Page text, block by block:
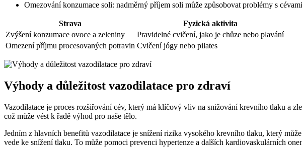
Omezování konzumace soli: nadměrný příjem soli může způsobovat problémy s
Strava
Fyzická aktivita
Zvýšení konzumace ovoce a zeleniny
Pravidelné cvičení, jako je chůze nebo plavání
Omezení příjmu procesovaných potravin Cvičení jógy nebo pilates
Výhody a důležitost vazodilatace pro zdraví
Vazodilatace je proces rozšiřování cév, který má klíčový vliv na snižování krevního tlaku a
což může vést k řadě výhod pro naše tělo.
Jedním z hlavních benefitů vazodilatace je snížení rizika vysokého krevního tlaku, který
vede ke snížení tlaku. To může pomoci prevenci hypertenze a dalších kardiovaskulárních